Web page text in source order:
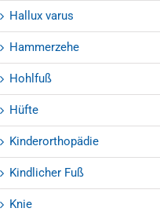
Hallux varus
Hammerzehe
Hohlfuß
Hüfte
Kinderorthopädie
Kindlicher Fuß
Knie